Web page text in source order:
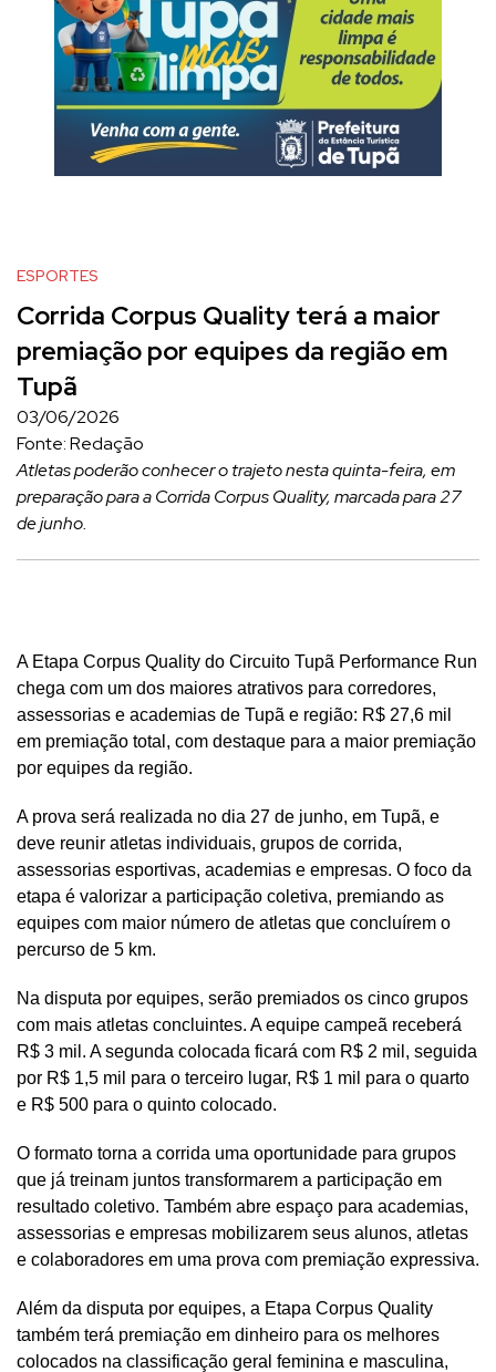
ESPORTES
Corrida Corpus Quality terá a maior
premiação por equipes da região em
Tupã
03/06/2026
Fonte: Redação
Atletas poderão conhecer o trajeto nesta quinta-feira, em
preparação para a Corrida Corpus Quality, marcada para 27
de junho.
A Etapa Corpus Quality do Circuito Tupã Performance Run
chega com um dos maiores atrativos para corredores,
assessorias e academias de Tupã e região: R$ 27,6 mil
em premiação total, com destaque para a maior premiação
por equipes da região.
A prova será realizada no dia 27 de junho, em Tupã, e
deve reunir atletas individuais, grupos de corrida,
assessorias esportivas, academias e empresas. O foco da
etapa é valorizar a participação coletiva, premiando as
equipes com maior número de atletas que concluírem o
percurso de 5 km.
Na disputa por equipes, serão premiados os cinco grupos
com mais atletas concluintes. A equipe campeã receberá
R$ 3 mil. A segunda colocada ficará com R$ 2 mil, seguida
por R$ 1,5 mil para o terceiro lugar, R$ 1 mil para o quarto
e R$ 500 para o quinto colocado.
O formato torna a corrida uma oportunidade para grupos
que já treinam juntos transformarem a participação em
resultado coletivo. Também abre espaço para academias,
assessorias e empresas mobilizarem seus alunos, atletas
e colaboradores em uma prova com premiação expressiva.
Além da disputa por equipes, a Etapa Corpus Quality
também terá premiação em dinheiro para os melhores
colocados na classificação geral feminina e masculina,